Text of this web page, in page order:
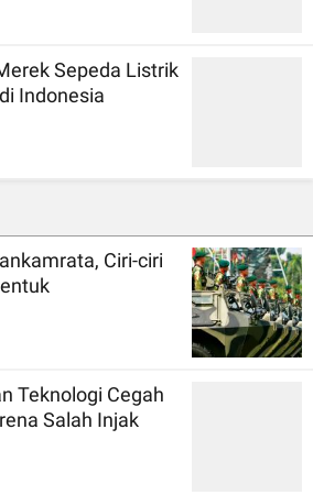
Sepeda Listrik
Indonesia
Ciri-ciri
Teknologi Cegah
Salah Injak